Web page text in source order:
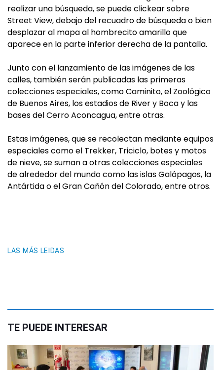
realizar una búsqueda, se puede clickear sobre
Street View, debajo del recuadro de búsqueda o bien
desplazar al mapa al hombrecito amarillo que
aparece en la parte inferior derecha de la pantalla.
Junto con el lanzamiento de las imágenes de las
calles, también serán publicadas las primeras
colecciones especiales, como Caminito, el Zoológico
de Buenos Aires, los estadios de River y Boca y las
bases del Cerro Aconcagua, entre otras.
Estas imágenes, que se recolectan mediante equipos
especiales como el Trekker, Triciclo, botes y motos
de nieve, se suman a otras colecciones especiales
de alrededor del mundo como las islas Galápagos, la
Antártida o el Gran Cañón del Colorado, entre otros.
LAS MÁS LEIDAS
TE PUEDE INTERESAR